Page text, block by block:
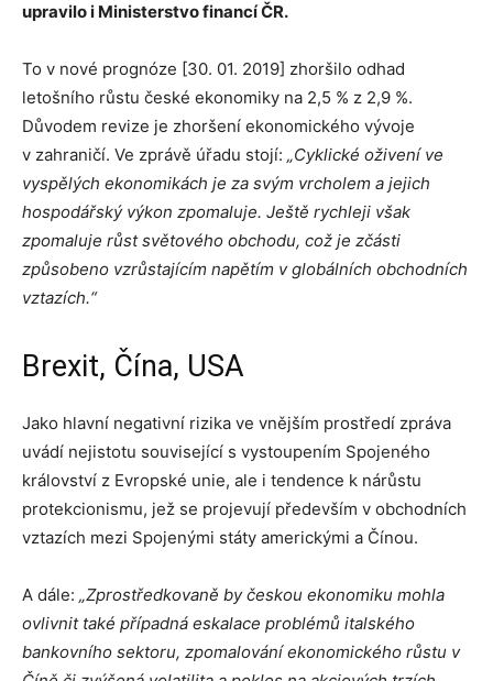
upravilo i Ministerstvo financí ČR.
To v nové prognóze [30. 01. 2019] zhoršilo odhad
letošního růstu české ekonomiky na 2,5 % z 2,9 %.
Důvodem revize je zhoršení ekonomického vývoje
v zahraničí. Ve zprávě úřadu stojí: „Cyklické oživení ve
vyspělých ekonomikách je za svým vrcholem a jejich
hospodářský výkon zpomaluje. Ještě rychleji však
zpomaluje růst světového obchodu, což je zčásti
způsobeno vzrůstajícím napětím v globálních obchodních
vztazích.“
Brexit, Čína, USA
Jako hlavní negativní rizika ve vnějším prostředí zpráva
uvádí nejistotu související s vystoupením Spojeného
království z Evropské unie, ale i tendence k nárůstu
protekcionismu, jež se projevují především v obchodních
vztazích mezi Spojenými státy americkými a Čínou.
A dále: „Zprostředkovaně by českou ekonomiku mohla
ovlivnit také případná eskalace problémů italského
bankovního sektoru, zpomalování ekonomického růstu v